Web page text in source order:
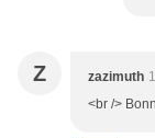
Z zazimuth
<br />